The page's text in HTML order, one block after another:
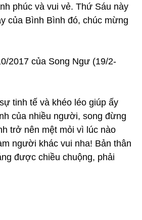
phúc và vui vẻ. Thứ Sáu này
của Bình Bình đó, chúc mừng
2017 của Song Ngư (19/2-
tinh tế và khéo léo giúp ấy
của nhiều người, song đừng
trở nên mệt mỏi vì lúc nào
người khác vui nha! Bản thân
được chiều chuộng, phải